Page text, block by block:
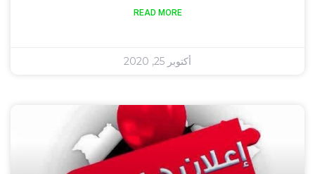
READ MORE
أكتوبر 25, 2020